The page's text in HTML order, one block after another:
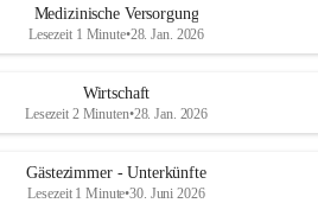
Medizinische Versorgung
Lesezeit 1 Minute•28. Jan. 2026
Wirtschaft
Lesezeit 2 Minuten•28. Jan. 2026
Gästezimmer - Unterkünfte
Lesezeit 1 Minute•30. Juni 2026